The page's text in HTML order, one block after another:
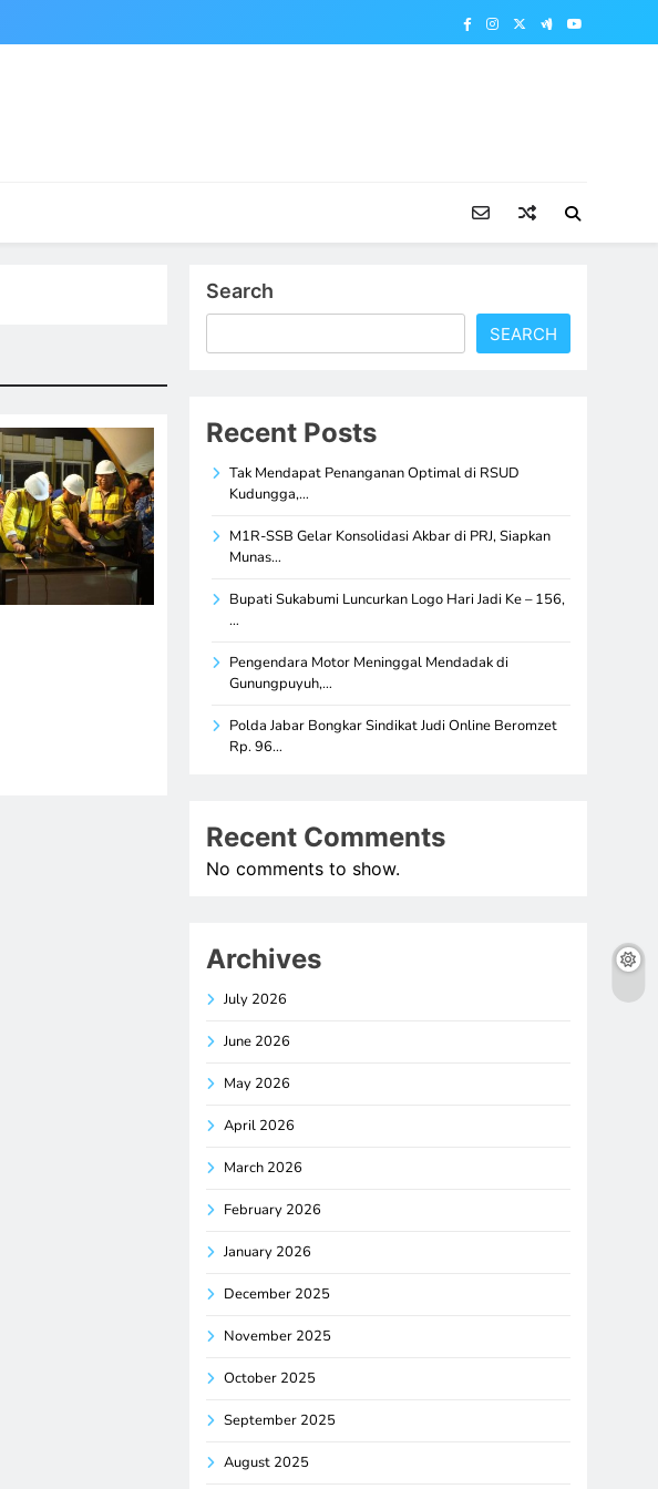
Search
SEARCH
Recent Posts
Tak Mendapat Penanganan Optimal di RSUD
Kudungga,…
M1R-SSB Gelar Konsolidasi Akbar di PRJ, Siapkan
Munas…
Bupati Sukabumi Luncurkan Logo Hari Jadi Ke – 156,
…
Pengendara Motor Meninggal Mendadak di
Gunungpuyuh,…
Polda Jabar Bongkar Sindikat Judi Online Beromzet
Rp. 96…
Recent Comments
No comments to show.
Archives
July 2026
June 2026
May 2026
April 2026
March 2026
February 2026
January 2026
December 2025
November 2025
October 2025
September 2025
August 2025